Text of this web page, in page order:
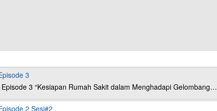
3
3 “Kesiapan Rumah Sakit dalam Menghadapi Gelombang…
2 Sesi#2